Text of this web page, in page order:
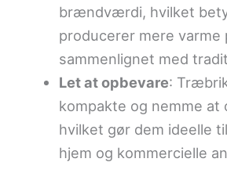
brændværdi, hvilket
producerer mere varme
sammenlignet med
Let at opbevare:
kompakte og nemme at
hvilket gør dem ideelle
hjem og kommercielle